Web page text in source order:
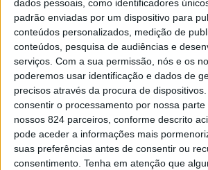
dados pessoais, como identificadores
padrão enviadas por um dispositivo para
conteúdos personalizados, medição de
conteúdos, pesquisa de audiências e
serviços. Com a sua permissão, nós e os
poderemos usar identificação e dados de
precisos através da procura de
consentir o processamento por nossa
nossos 824 parceiros, conforme descrito
pode aceder a informações mais
suas preferências antes de consentir ou
consentimento. Tenha em atenção que
que esta vitória é «mais do que um
um sinal claro de que o tecido
mudança, quer futuro, quer acção.
refundar do NERPOR e torná-la um
para os empresários do Alto Alentejo»,
Private & New Business do Grupo
assume agora a liderança da NERPOR-